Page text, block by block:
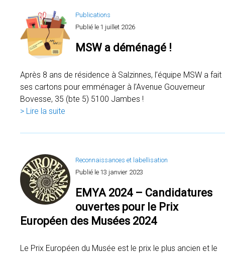
Publications
Publié le 1 juillet 2026
MSW a déménagé !
Après 8 ans de résidence à Salzinnes, l’équipe MSW a fait
ses cartons pour emménager à l’Avenue Gouverneur
Bovesse, 35 (bte 5) 5100 Jambes !
> Lire la suite
Reconnaissances et labellisation
Publié le 13 janvier 2023
EMYA 2024 – Candidatures
ouvertes pour le Prix
Européen des Musées 2024
Le Prix Européen du Musée est le prix le plus ancien et le